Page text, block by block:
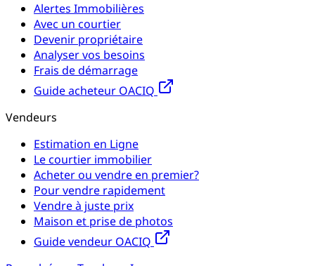
Alertes Immobilières
Avec un courtier
Devenir propriétaire
Analyser vos besoins
Frais de démarrage
Guide acheteur OACIQ
Vendeurs
Estimation en Ligne
Le courtier immobilier
Acheter ou vendre en premier?
Pour vendre rapidement
Vendre à juste prix
Maison et prise de photos
Guide vendeur OACIQ